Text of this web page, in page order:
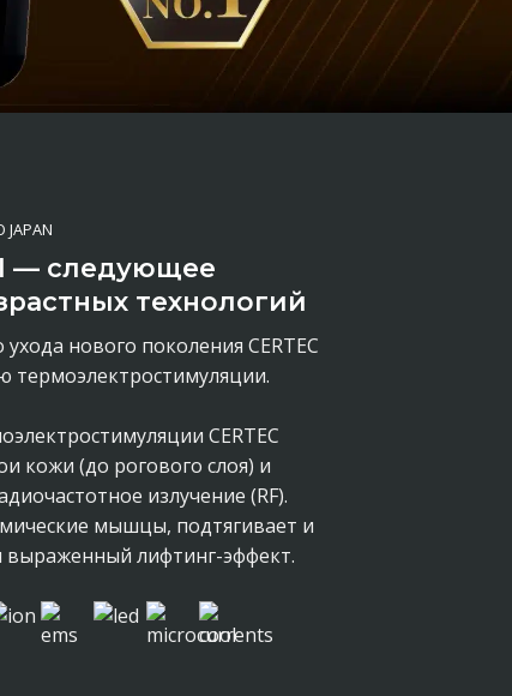
JAPAN
— следующее
технологий
нового поколения CERTEC
термоэлектростимуляции.
CERTEC
кожи (до рогового слоя) и
излучение (RF).
мышцы, подтягивает и
выраженный лифтинг-эффект.